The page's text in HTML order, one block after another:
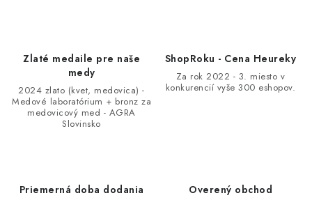
Zlaté medaile pre naše
medy
2024 zlato (kvet, medovica) -
Medové laboratórium + bronz za
medovicový med - AGRA
Slovinsko
ShopRoku - Cena Heureky
Za rok 2022 - 3. miesto v
konkurencií vyše 300 eshopov.
Priemerná doba dodania Overený obchod